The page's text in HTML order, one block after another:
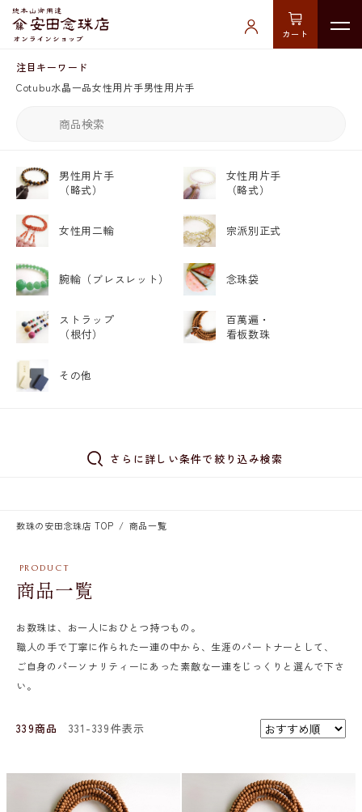
カート
注目キーワード
Cotubu水晶一品女性用片手男性用片手
男性用片手
（略式）
女性用片手
（略式）
女性用二輪 宗派別正式
腕輪 （ブレスレット） 念珠袋
ストラップ
（根付）
百萬遍・
看板数珠
その他
さらに詳しい条件で絞り込み検索
数珠の安田念珠店 TOP 商品一覧
商品一覧
お数珠は、お一人におひとつ持つもの。
職人の手で丁寧に作られた一連の中から、生涯のパートナーとして、
ご自身のパーソナリティーにあった素敵な一連をじっくりと選んで下さ
い。
339商品 331-339件表示